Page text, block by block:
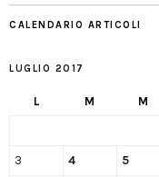
CALENDARIO ARTICOLI
LUGLIO 2017
L M M
3 4 5